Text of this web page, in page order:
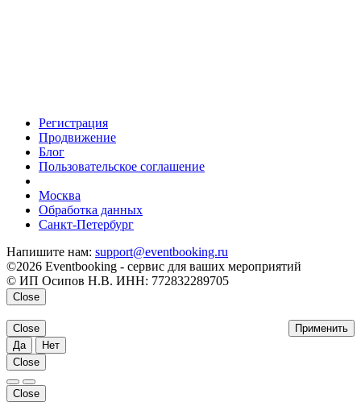
Регистрация
Продвижение
Блог
Пользовательское соглашение
Москва
Обработка данных
Санкт-Петербург
Напишите нам: support@eventbooking.ru
©2026 Eventbooking - сервис для ваших мероприятий
© ИП Осипов Н.В. ИНН: 772832289705
Close
Применить
Close
Да
Нет
Close
Close